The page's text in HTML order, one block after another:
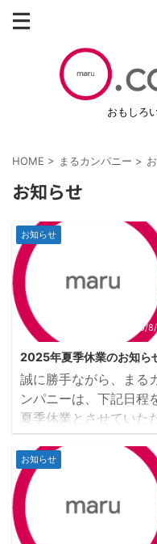
おもしろ
HOME > まるカンパニー >
お知らせ
お知らせ
2025/8/
2025年夏季休業のお知ら
誠に勝手ながら、まる
ンパニーは、下記日程
夏季休業とさせていた
きます。ご不便をお掛
致しますが、ご理解の
程、宜しくお願い申し上
げます。 夏季休業期間
2025年8月9日(土)～
2024年8月17日(日) ※1
お知らせ